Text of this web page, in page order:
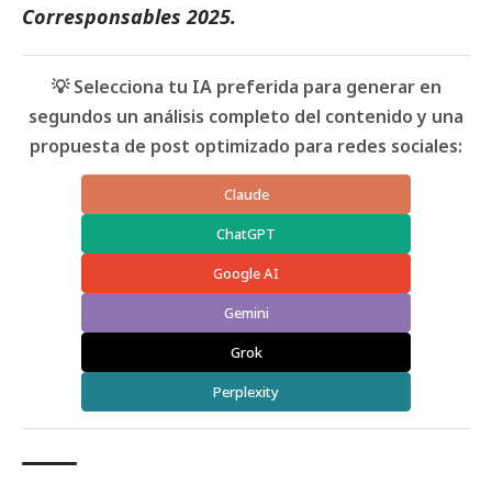
Corresponsables 2025.
💡 Selecciona tu IA preferida para generar en
segundos un análisis completo del contenido y una
propuesta de post optimizado para redes sociales:
Claude
ChatGPT
Google AI
Gemini
Grok
Perplexity